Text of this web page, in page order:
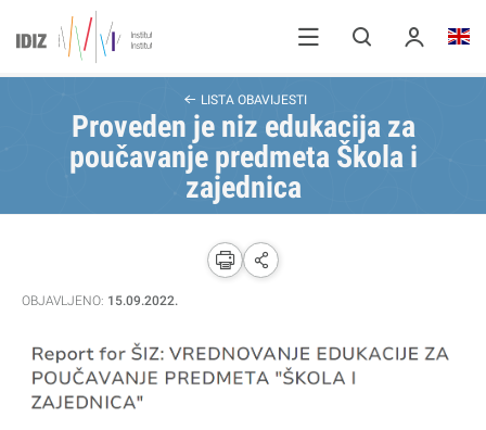
LISTA OBAVIJESTI
Proveden je niz edukacija za
poučavanje predmeta Škola i
zajednica
OBJAVLJENO: 15.09.2022.